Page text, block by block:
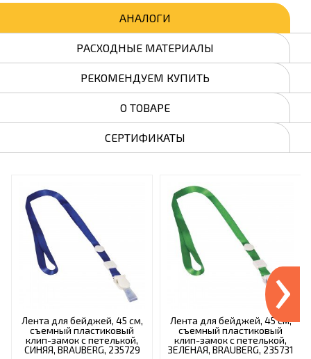
АНАЛОГИ
РАСХОДНЫЕ МАТЕРИАЛЫ
РЕКОМЕНДУЕМ КУПИТЬ
О ТОВАРЕ
СЕРТИФИКАТЫ
Лента для бейджей, 45 см,
съемный пластиковый
клип-замок с петелькой,
СИНЯЯ, BRAUBERG, 235729
Лента для бейджей, 45 см,
съемный пластиковый
клип-замок с петелькой,
ЗЕЛЕНАЯ, BRAUBERG, 235731
›